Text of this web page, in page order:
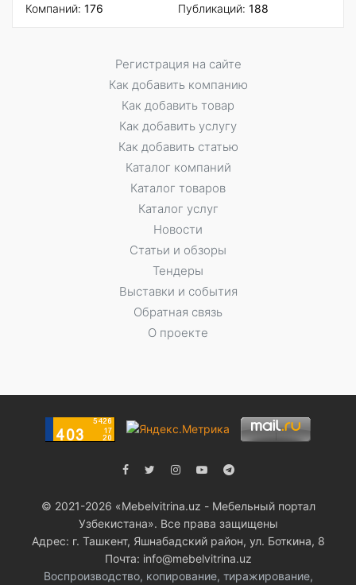
Компаний: 176
Публикаций: 188
Регистрация на сайте
Как добавить компанию
Как добавить товар
Как добавить услугу
Как добавить статью
Каталог компаний
Каталог товаров
Каталог услуг
Новости
Статьи и обзоры
Тендеры
Выставки и события
Обратная связь
О проекте
© 2021-2026 «Мebelvitrina.uz - Мебельный портал
Узбекистана». Все права защищены
Адрес: г. Ташкент, Яшнабадский район, ул. Боткина, 8
Почта: info@mebelvitrina.uz
Воспроизводство, копирование, тиражирование,